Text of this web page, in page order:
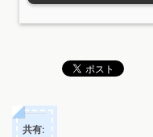
共有: